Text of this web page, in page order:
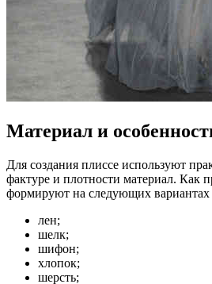
Материал и
Для создания плиссе используют
фактуре и плотности материал. Как
формируют на следующих вариантах
лен;
шелк;
шифон;
хлопок;
шерсть;